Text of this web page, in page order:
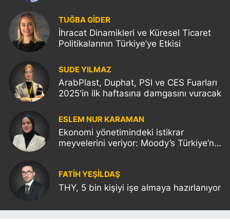
TUĞBA GİDER
İhracat Dinamikleri ve Küresel Ticaret
Politikalarının Türkiye’ye Etkisi
SUDE YILMAZ
ArabPlast, Duphat, PSI ve CES Fuarları
2025'in ilk haftasına damgasını vuracak
ESLEM NUR KARAMAN
Ekonomi yönetimindeki istikrar
meyvelerini veriyor: Moody’s Türkiye’nin
FATIH YEŞİLDAŞ
THY, 5 bin kişiyi işe almaya hazırlanıyor